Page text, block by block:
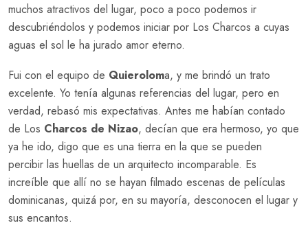
muchos atractivos del lugar, poco a poco podemos ir
descubriéndolos y podemos iniciar por Los Charcos a cuyas
aguas el sol le ha jurado amor eterno.
Fui con el equipo de Quieroloma, y me brindó un trato
excelente. Yo tenía algunas referencias del lugar, pero en
verdad, rebasó mis expectativas. Antes me habían contado
de Los Charcos de Nizao, decían que era hermoso, yo que
ya he ido, digo que es una tierra en la que se pueden
percibir las huellas de un arquitecto incomparable. Es
increíble que allí no se hayan filmado escenas de películas
dominicanas, quizá por, en su mayoría, desconocen el lugar y
sus encantos.